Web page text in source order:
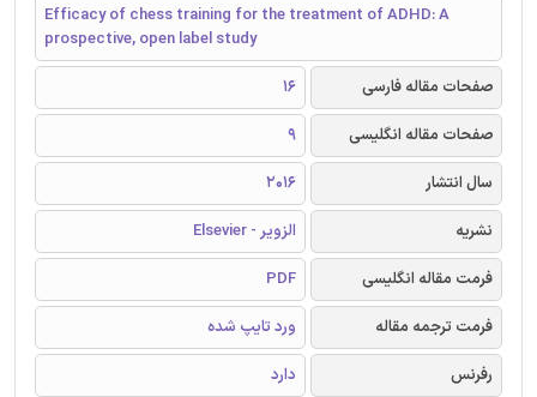
Efficacy of chess training for the treatment of ADHD: A
prospective, open label study
صفحات مقاله فارسی
16
صفحات مقاله انگلیسی
9
سال انتشار
2016
نشریه
الزویر - Elsevier
فرمت مقاله انگلیسی
PDF
فرمت ترجمه مقاله
ورد تایپ شده
رفرنس
دارد